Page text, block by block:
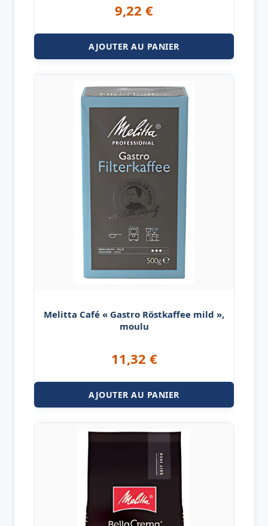
9,22 €
AJOUTER AU PANIER
Melitta Café « Gastro Röstkaffee mild »,
moulu
11,32 €
AJOUTER AU PANIER